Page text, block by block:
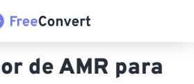
de AMR para